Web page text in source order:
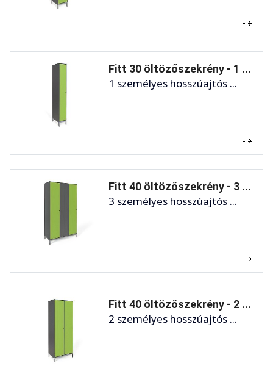
Fitt 30 öltözőszekrény - 1 ...
1 személyes hosszúajtós ...
Fitt 40 öltözőszekrény - 3 ...
3 személyes hosszúajtós ...
Fitt 40 öltözőszekrény - 2 ...
2 személyes hosszúajtós ...